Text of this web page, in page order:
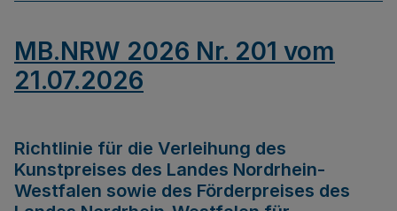
MB.NRW 2026 Nr. 201 vom
21.07.2026
Richtlinie für die Verleihung des
Kunstpreises des Landes Nordrhein-
Westfalen sowie des Förderpreises des